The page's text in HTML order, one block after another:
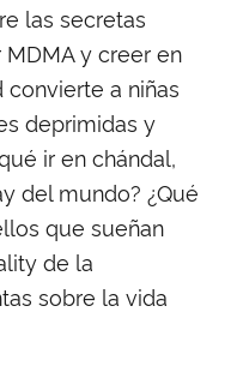
las secretas
y creer en
convierte a niñas
deprimidas y
ir en chándal,
del mundo? ¿Qué
que sueñan
de la
sobre la vida